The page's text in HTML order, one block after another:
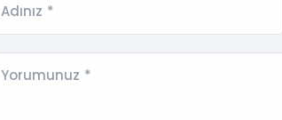
Adınız *
Yorumunuz *